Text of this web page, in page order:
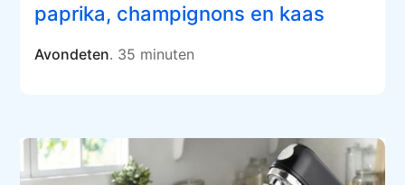
paprika, champignons en kaas
Avondeten. 35 minuten